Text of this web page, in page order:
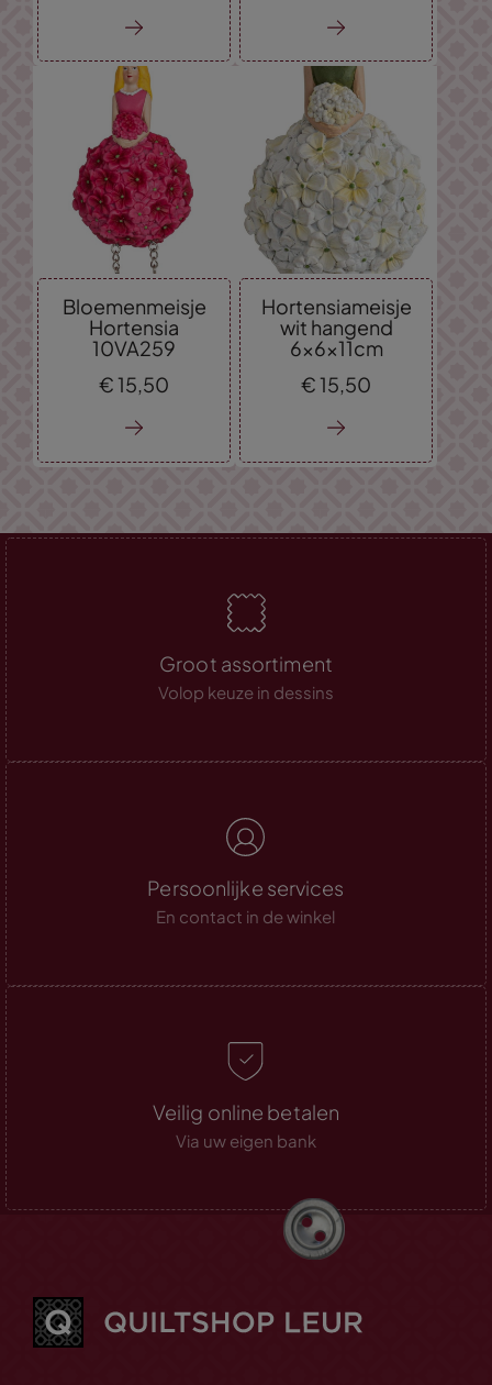
Bloemenmeisje
Hortensia
10VA259
€15, 50
Hortensiameisje
wit hangend
6x6x11cm
€15, 50
Groot assortiment
Volop keuze in dessins
Persoonlijke services
En contact in de winkel
Veilig online betalen
Via uw eigen bank